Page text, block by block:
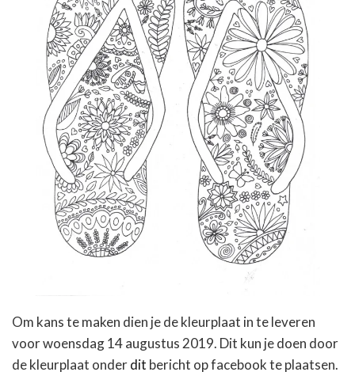
Om kans te maken dien je de kleurplaat in te leveren
voor woensdag 14 augustus 2019. Dit kun je doen door
de kleurplaat onderdit bericht op facebook te plaatsen.